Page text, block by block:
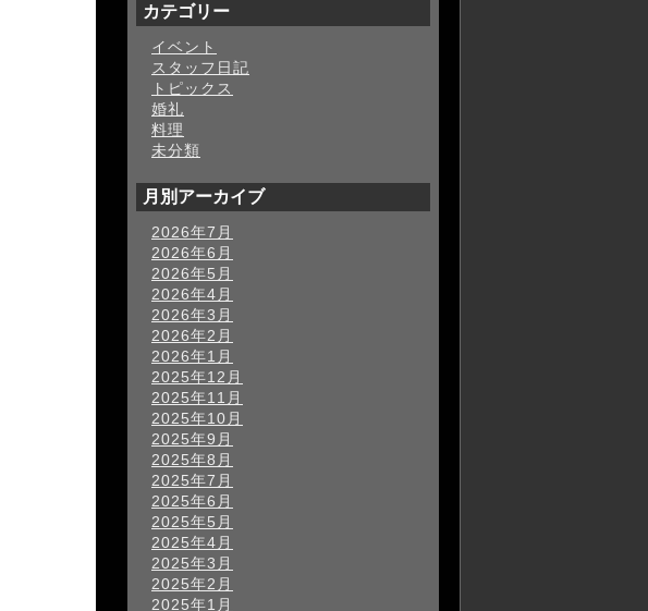
カテゴリー
イベント
スタッフ日記
トピックス
婚礼
料理
未分類
月別アーカイブ
2026年7月
2026年6月
2026年5月
2026年4月
2026年3月
2026年2月
2026年1月
2025年12月
2025年11月
2025年10月
2025年9月
2025年8月
2025年7月
2025年6月
2025年5月
2025年4月
2025年3月
2025年2月
2025年1月